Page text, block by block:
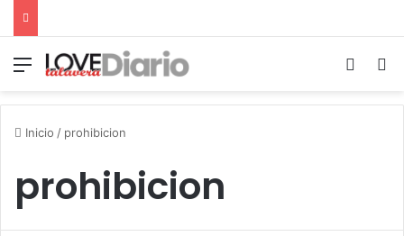
Menú
Inicio / prohibicion
prohibicion